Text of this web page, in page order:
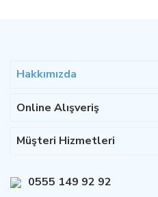
Hakkımızda
Online Alışveriş
Müşteri Hizmetleri
0555 149 92 92